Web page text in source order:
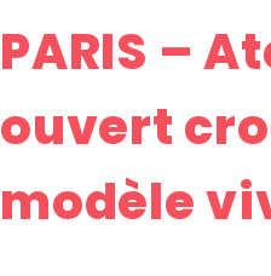
PARIS –
ouvert
modèle